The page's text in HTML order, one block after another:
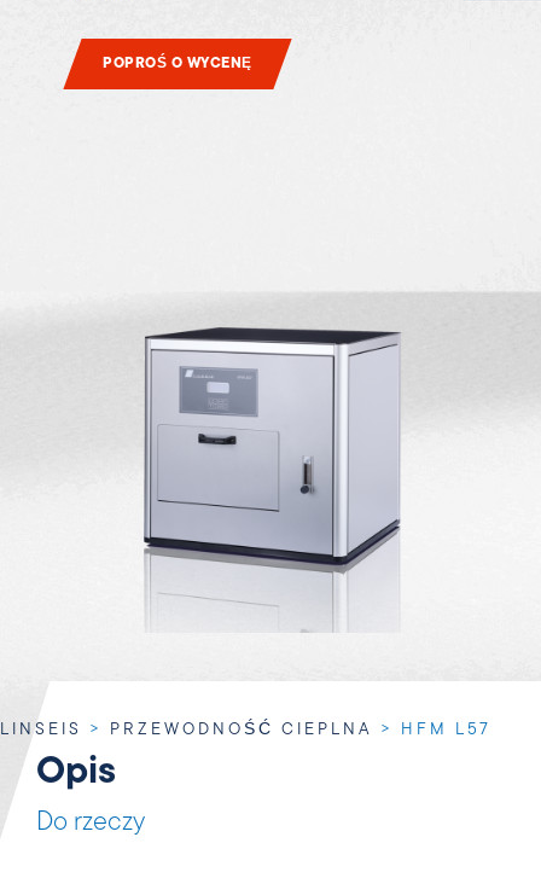
POPROŚ O WYCENĘ
LINSEIS > PRZEWODNOŚĆ CIEPLNA > HFM L57
Opis
Do rzeczy